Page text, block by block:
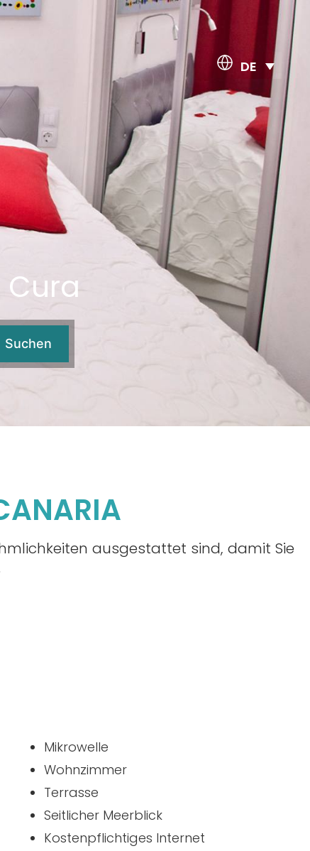
DE
Suchen
ausgestattet sind, damit Sie
Mikrowelle
Wohnzimmer
Terrasse
Seitlicher Meerblick
Kostenpflichtiges Internet